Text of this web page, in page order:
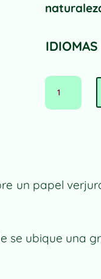
IDIOMAS
LÁMINA
MIS
N
I
un papel
se ubique una